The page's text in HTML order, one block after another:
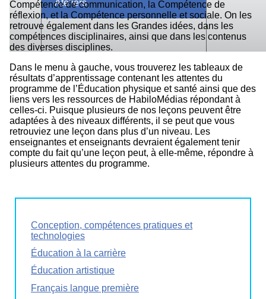
Ateliers
Compétence de communication, la Compétence de
réflexion, et la Compétence personnelle et sociale. On les
retrouve également dans les Grandes idées, dans les
compétences disciplinaires, ainsi que dans les contenus
des diverses disciplines.
Dans le menu à gauche, vous trouverez les tableaux de
résultats d’apprentissage contenant les attentes du
programme de l’Éducation physique et santé ainsi que des
liens vers les ressources de HabiloMédias répondant à
celles-ci. Puisque plusieurs de nos leçons peuvent être
adaptées à des niveaux différents, il se peut que vous
retrouviez une leçon dans plus d’un niveau. Les
enseignantes et enseignants devraient également tenir
compte du fait qu’une leçon peut, à elle-même, répondre à
plusieurs attentes du programme.
Conception, compétences pratiques et
technologies
Éducation à la carrière
Éducation artistique
Français langue première